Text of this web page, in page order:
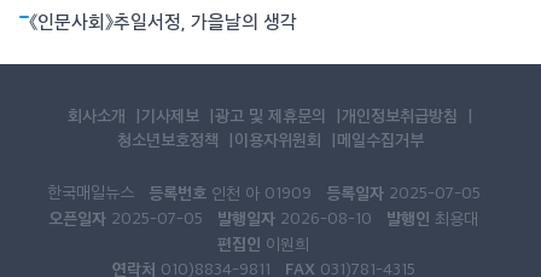
《인문사회》추일서정, 가을날의 생각
회사소개 기사제보 광고 및 제휴문의
개인정보취급방침
청소년보호정책
이용자위원회 메일수집거부
한국매일뉴스 등록번호 인천 아 01909 등록일자 2025-07-05
오픈일자 2025-07-05 발행일자 2026-08-10 발행인 최용대
편집인 이원희
연락처 010)8834-9811 FAX 031)781-4315